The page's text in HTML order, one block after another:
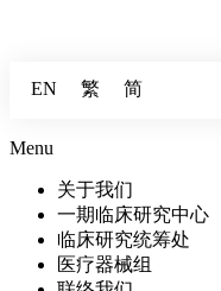
EN 繁 简
Menu
关于我们
一期临床研究中心
临床研究统筹处
医疗器械组